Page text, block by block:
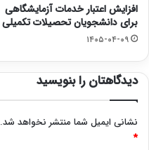
افزایش اعتبار خدمات آزمایشگاهی
برای دانشجویان تحصیلات تکمیلی
۱۴۰۵-۰۴-۰۹
دیدگاهتان را بنویسید
نشانی ایمیل شما منتشر نخواهد شد.
*